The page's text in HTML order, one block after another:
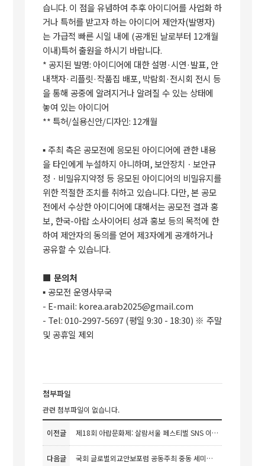
습니다. 이 점을 유념하여 추후 아이디어를 사업화 하
거나 특허를 받고자 하는 아이디어 제안자(발명자)
는 가급적 빠른 시일 내에 (공개된 날로부터 12개월
이내)특허 출원을 하시기 바랍니다.
* 공지된 발명: 아이디어에 대한 설명·시연·발표, 안
내책자·리플릿·작품집 배포, 박람회·전시회 전시 등
을 통해 공중에 알려지거나 알려질 수 있는 상태에
놓여 있는 아이디어
** 특허/실용신안/디자인: 12개월
▪주최 측은 공모전에 응모된 아이디어에 관한 내용
을 타인에게 누설하지 아니하며,보안장치ㆍ보안규
정ㆍ비밀유지약정 등 응모된 아이디어의 비밀유지를
위한 적절한 조치를 취하고 있습니다. 다만,본 공모
전에서 수상한 아이디어에 대해서는 공모전 결과 홍
보, 한국-아랍 소사이어티 성과 홍보 등의 목적에 한
하여 제안자의 동의를 얻어 제3자에게 공개하거나
공유할 수 있습니다.
■문의처
▪ 공모전 운영사무국
- E-mail: korea.arab2025@gmail.com
- Tel: 010-2997-5697 (평일9:30 - 18:30) ※주말
및 공휴일 제외
첨부파일
관련 첨부파일이 없습니다.
이전글 제18회 아랍문화제: 살람서울 페스티벌 SNS 이벤트 1등 발표
다음글 국회 글로벌외교안보포럼 공동주최 중동 세미나 (9/11) 개최 안내